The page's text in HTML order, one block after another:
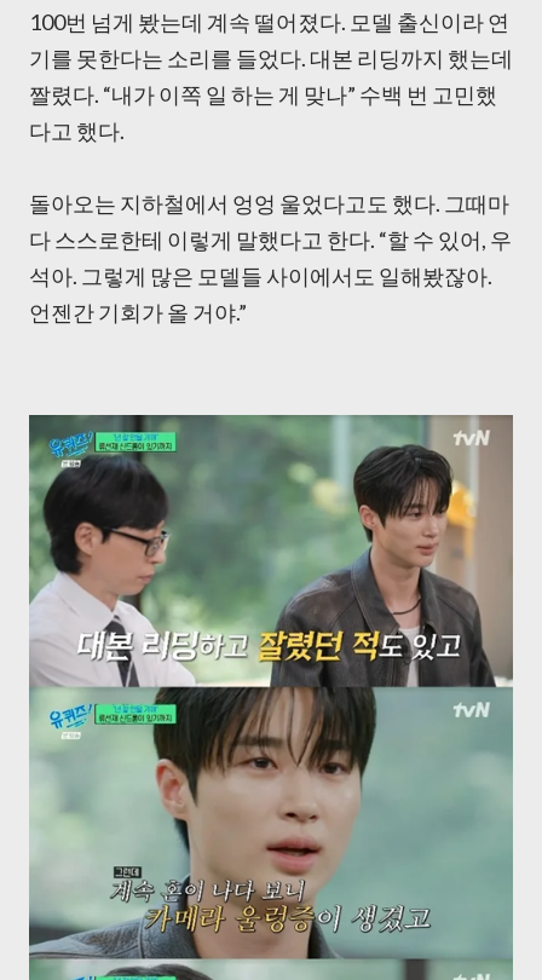
100번 넘게 봤는데 계속 떨어졌다. 모델 출신이라 연
기를 못한다는 소리를 들었다. 대본 리딩까지 했는데
짤렸다. “내가 이쪽 일 하는 게 맞나” 수백 번 고민했
다고 했다.
돌아오는 지하철에서 엉엉 울었다고도 했다. 그때마
다 스스로한테 이렇게 말했다고 한다. “할 수 있어, 우
석아. 그렇게 많은 모델들 사이에서도 일해봤잖아.
언젠간 기회가 올 거야.”